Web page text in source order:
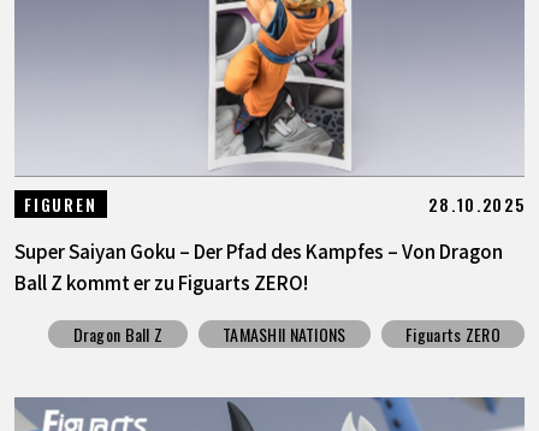
FIGUREN 28.10.2025
Super Saiyan Goku – Der Pfad des Kampfes – Von Dragon
Ball Z kommt er zu Figuarts ZERO!
Dragon Ball Z TAMASHII NATIONS Figuarts ZERO